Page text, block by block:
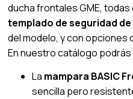
ducha frontales GME,
templado de seguridad de
del modelo, y con
En nuestro catálogo
La mampara BASIC
sencilla pero